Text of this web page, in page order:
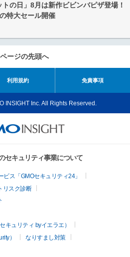
の日」8月は新作ビビンバピザ登場！
特大セール開催
ページの先頭へ
利用規約 免責事項
INSIGHT Inc. All Rights Reserved.
セキュリティ事業について
ス「GMOセキュリティ24」
リスク診断
キュリティ byイエラエ）
）
なりすまし対策